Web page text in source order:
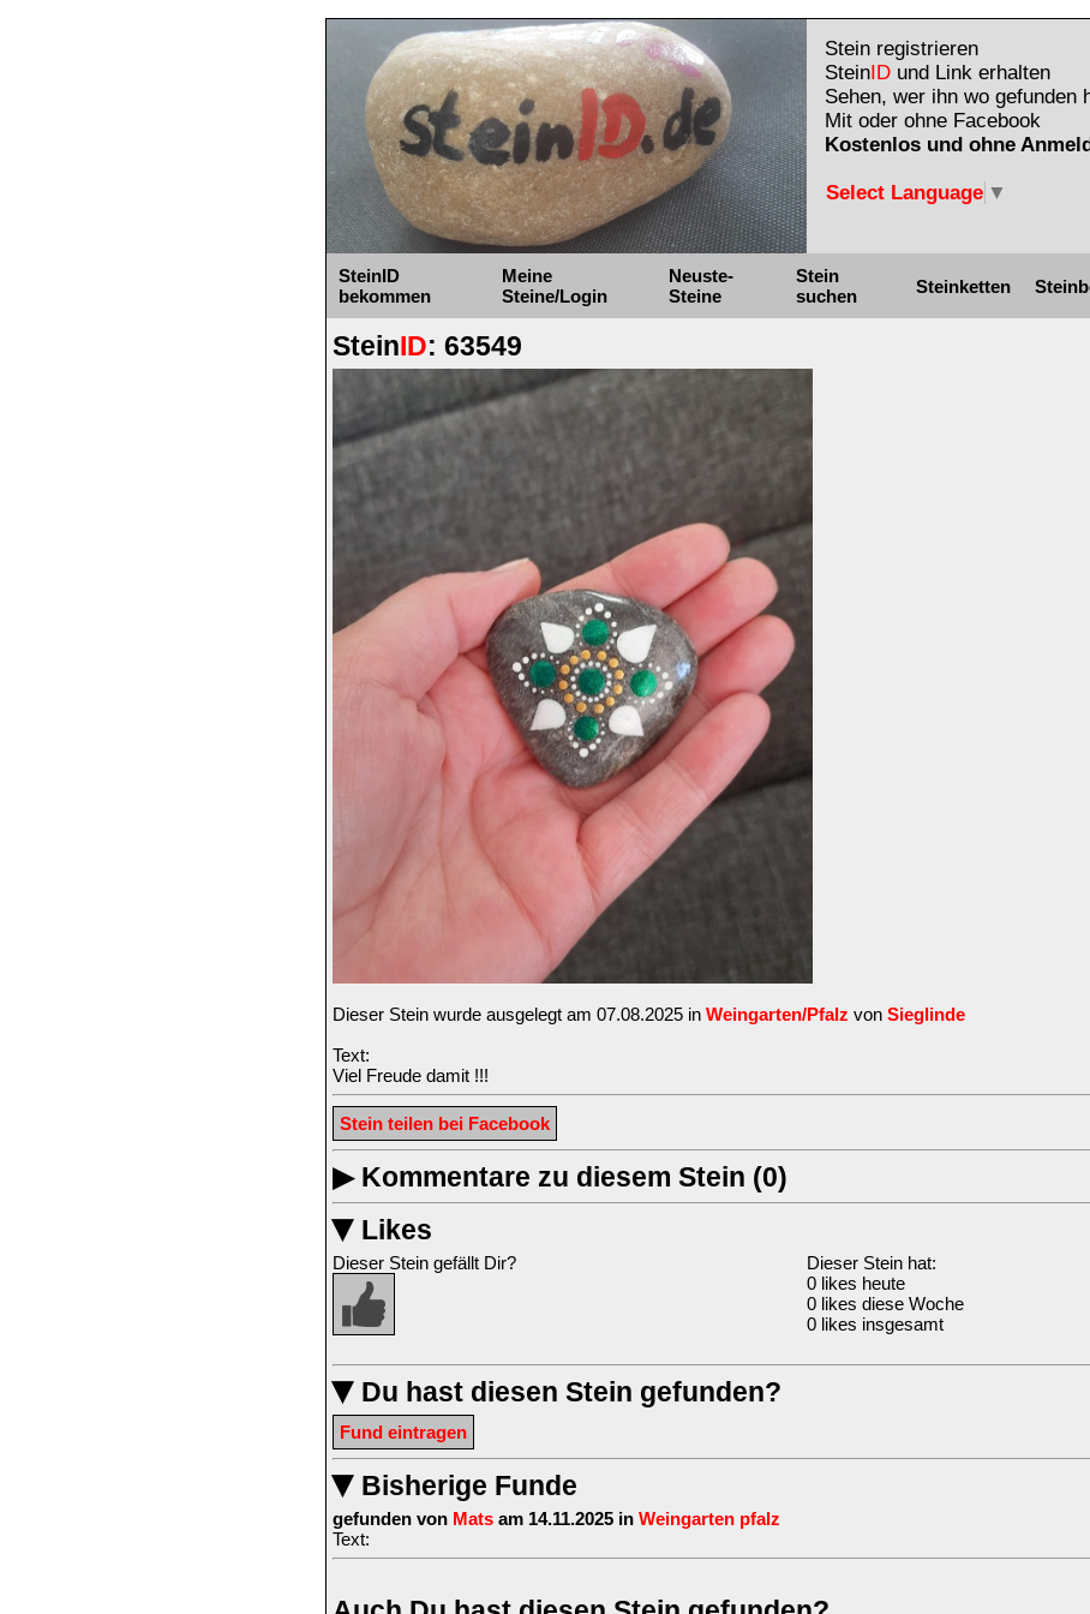
Stein registrieren
SteinID und Link erhalten
Sehen, wer ihn wo gefunden
Mit oder ohne Facebook
Kostenlos und ohne
Select Language ▼
SteinID
bekommen
Meine
Steine/Login
Neuste-
Steine
Stein
suchen
Steinketten
SteinID: 63549
Dieser Stein wurde ausgelegt am 07.08.2025 in Weingarten/Pfalz von Sieglinde
Text:
Viel Freude damit !!!
Stein teilen bei Facebook
▶Kommentare zu diesem Stein (0)
▶ Likes
Dieser Stein gefällt Dir?
Dieser Stein hat:
0 likes heute
0 likes diese Woche
0 likes insgesamt
▶ Du hast diesen Stein gefunden?
Fund eintragen
▶ Bisherige Funde
gefunden von Mats am 14.11.2025 in Weingarten pfalz
Text: